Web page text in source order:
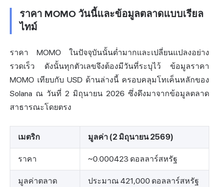
ราคา MOMO วันนี้และข้อมูลตลาดแบบเรียล
ไทม์
ราคา MOMO ในปัจจุบันนั้นต่ำมากและเปลี่ยนแปลงอย่าง
รวดเร็ว ดังนั้นทุกตัวเลขจึงต้องมีวันที่ระบุไว้ ข้อมูลราคา
MOMO เทียบกับ USD ด้านล่างนี้ ครอบคลุมโทเค็นหลักของ
Solana ณ วันที่ 2 มิถุนายน 2026 ซึ่งดึงมาจากข้อมูลตลาด
สาธารณะโดยตรง
เมตริก มูลค่า (2 มิถุนายน 2569)
ราคา ~0.000423 ดอลลาร์สหรัฐ
มูลค่าตลาด ประมาณ 421,000 ดอลลาร์สหรัฐ